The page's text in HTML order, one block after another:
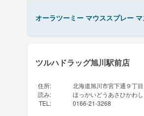
オーラツーミー マウススプレー
ツルハドラッグ旭川駅前店
住所:
北海道旭川市宮下通９丁
読み:
ほっかいどうあさひかわし
TEL : 0166-21-3268